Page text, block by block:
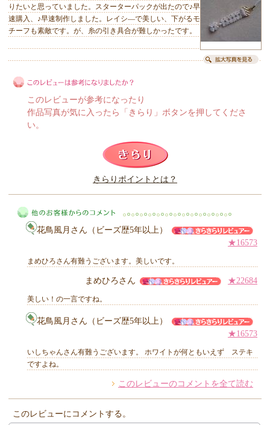
りたいと思っていました。スターターパックが出たので♪早
速購入、♪早速制作しました。レイシ―で美しい、下がるモ
チーフも素敵です。が、糸の引き具合が難しかったです。
このレビューは参考になりましたか？
このレビューが参考になったり
作品写真が気に入ったら「きらり」ボタンを押してくださ
い。
きらりポイントとは？
他のお客様からのコメント
花鳥風月さん（ビーズ歴5年以上）
★16573
まめひろさん有難うございます。美しいです。
まめひろさん ★22684
美しい！の一言ですね。
花鳥風月さん（ビーズ歴5年以上）
★16573
いしちゃんさん有難うございます。 ホワイトが何ともいえず ステキ
ですよね。
このレビューのコメントを全て読む
このレビューにコメントする。